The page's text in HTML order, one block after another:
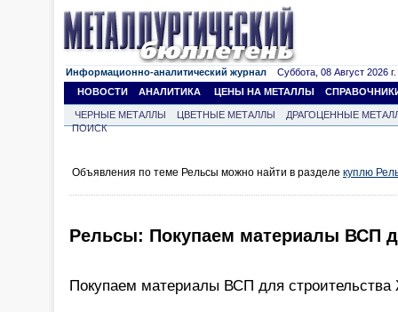
Информационно-аналитический журнал Суббота, 08 Август 2026 г.
НОВОСТИ
АНАЛИТИКА ЦЕНЫ НА МЕТАЛЛЫ
ЧЕРНЫЕ МЕТАЛЛЫ ЦВЕТНЫЕ МЕТАЛЛЫ
ДРАГОЦЕННЫЕ
ПОИСК
Объявления по теме Рельсы можно найти в разделе куплю
Рельсы: Покупаем материалы ВСП
Покупаем материалы ВСП для